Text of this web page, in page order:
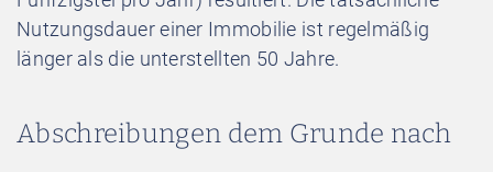
Nutzungsdauer einer Immobilie ist regelmäßig
länger als die unterstellten 50 Jahre.
Abschreibungen dem Grunde nach